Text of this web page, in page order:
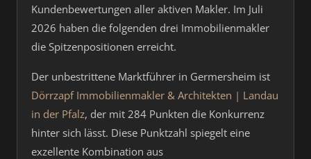
Kundenbewertungen aller aktiven Makler. Im Juli
2026 haben die folgenden drei Immobilienmakler
die Spitzenpositionen erreicht.
Der unbestrittene Marktführer in Germersheim ist
Dörrzapf Immobilienmakler & Architekten | Landau
in der Pfalz, der mit 284 Punkten die Konkurrenz
hinter sich lässt. Diese Punktzahl spiegelt eine
exzellente Kombination aus